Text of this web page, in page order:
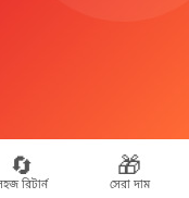
🔄
রিটার্ন
🎁
সেরা দাম